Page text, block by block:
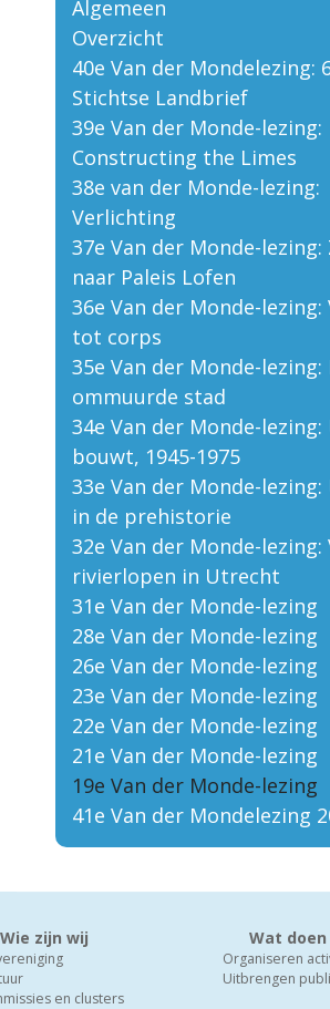
Algemeen
Overzicht
40e Van der Mondelezing:
Stichtse Landbrief
39e Van der Monde-lezing:
Constructing the Limes
38e van der Monde-lezing:
Verlichting
37e Van der Monde-lezing:
naar Paleis Lofen
36e Van der Monde-lezing:
tot corps
35e Van der Monde-lezing:
ommuurde stad
34e Van der Monde-
bouwt, 1945-1975
33e Van der Monde-
in de prehistorie
32e Van der Monde-lezing:
rivierlopen in Utrecht
31e Van der Monde-lezing
28e Van der Monde-lezing
26e Van der Monde-lezing
23e Van der Monde-lezing
22e Van der Monde-lezing
21e Van der Monde-lezing
19e Van der Monde-lezing
41e Van der Mondelezing
Wie zijn wij
en clusters
Wat doen
Organiseren
Uitbrengen